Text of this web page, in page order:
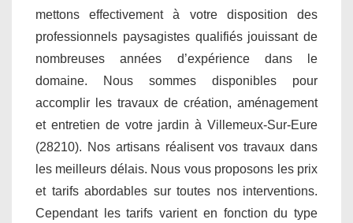
mettons effectivement à votre disposition des
professionnels paysagistes qualifiés jouissant de
nombreuses années d’expérience dans le
domaine. Nous sommes disponibles pour
accomplir les travaux de création, aménagement
et entretien de votre jardin à Villemeux-Sur-Eure
(28210). Nos artisans réalisent vos travaux dans
les meilleurs délais. Nous vous proposons les prix
et tarifs abordables sur toutes nos interventions.
Cependant les tarifs varient en fonction du type